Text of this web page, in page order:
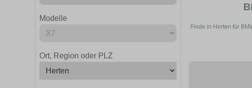
Modelle
Ort, Region oder PLZ
Finde in Herten für